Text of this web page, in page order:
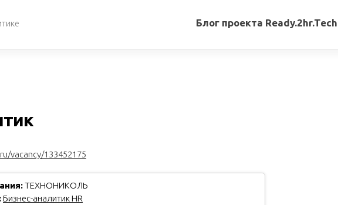
Блог проекта Ready.2hr.Tech
vacancy/133452175
ТЕХНОНИКОЛЬ
Бизнес-аналитик HR